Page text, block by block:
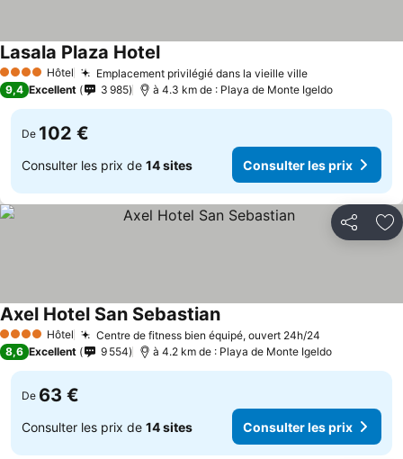
4 Étoiles Hôtel Emplacement privilégié dans la vieille ville
Lasala Plaza Hotel
9,4 Excellent 3 985 à 4.3 km de : Playa de Monte Igeldo
De 102 €
Consulter les prix de 14 sites Consulter les prix
Partager
4 Étoiles Hôtel Centre de fitness bien équipé, ouvert 24h/24
Axel Hotel San Sebastian
8,6 Excellent 9 554 à 4.2 km de : Playa de Monte Igeldo
De 63 €
Consulter les prix de 14 sites Consulter les prix